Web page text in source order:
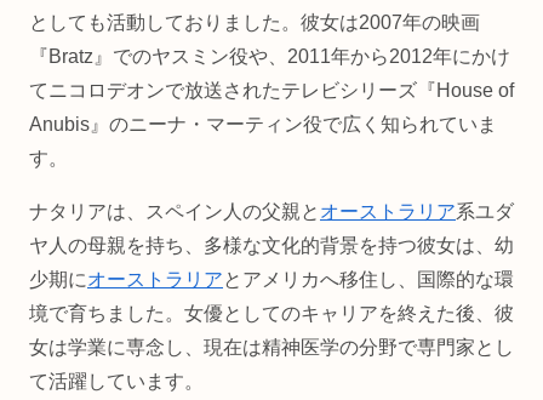
としても活動しておりました。彼女は2007年の映画
『Bratz』でのヤスミン役や、2011年から2012年にかけ
てニコロデオンで放送されたテレビシリーズ『House of
Anubis』のニーナ・マーティン役で広く知られていま
す。
ナタリアは、スペイン人の父親と オーストラリア系ユダ
ヤ人の母親を持ち、多様な文化的背景を持つ彼女は、幼
少期にオーストラリアとアメリカへ移住し、国際的な環
境で育ちました。女優としてのキャリアを終えた後、彼
女は学業に専念し、現在は精神医学の分野で専門家とし
て活躍しています。